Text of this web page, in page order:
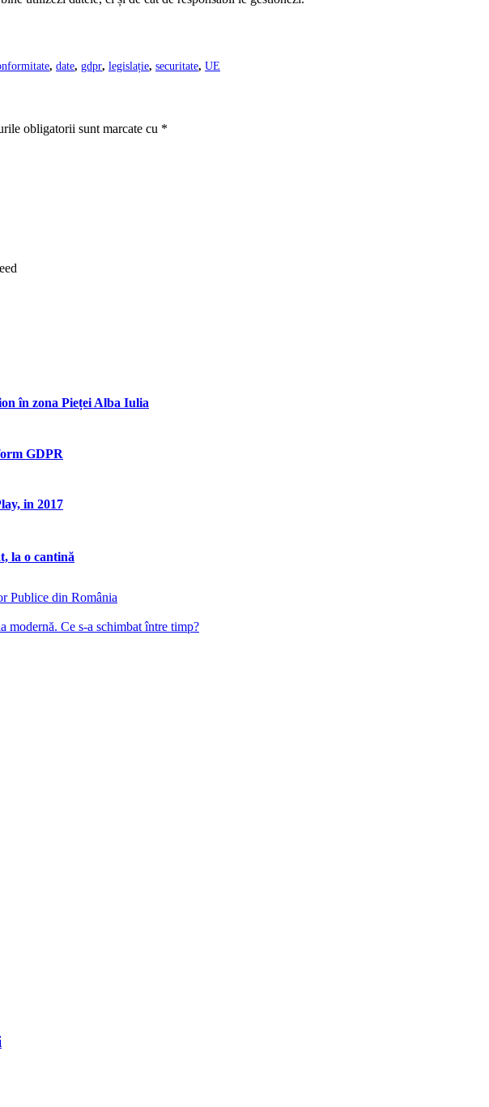
, date, gdpr, legislație, securitate, UE
obligatorii sunt marcate cu *
în zona Pieței Alba Iulia
GDPR
in 2017
la o cantină
Publice din România
modernă. Ce s-a schimbat între timp?